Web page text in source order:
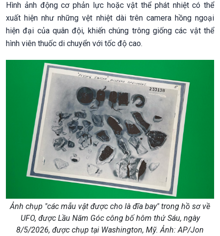
Hình ảnh động cơ phản lực hoặc vật thể phát nhiệt có thể
xuất hiện như những vệt nhiệt dài trên camera hồng ngoại
hiện đại của quân đội, khiến chúng trông giống các vật thể
hình viên thuốc di chuyển với tốc độ cao.
Ảnh chụp "các mẫu vật được cho là đĩa bay" trong hồ sơ về
UFO, được Lầu Năm Góc công bố hôm thứ Sáu, ngày
8/5/2026, được chụp tại Washington, Mỹ. Ảnh: AP/Jon